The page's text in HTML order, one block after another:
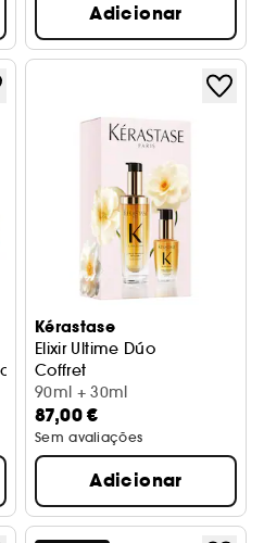
Adicionar
encaracolado
Kérastase
Elixir Ultime Dúo
Coffret
90ml + 30ml
87,00 €
Sem avaliações
Adicionar